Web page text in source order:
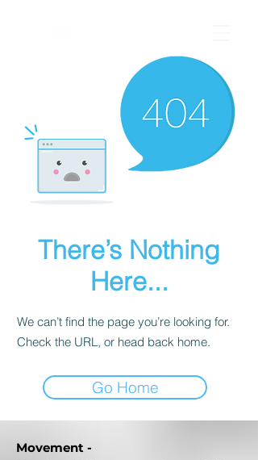
There’s Nothing
Here...
We can’t find the page you’re looking for.
Check the URL, or head back home.
Go Home
Movement -